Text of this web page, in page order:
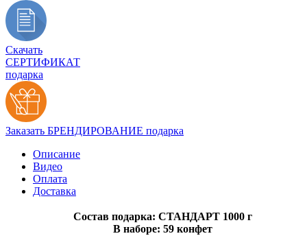
Скачать
СЕРТИФИКАТ
подарка
Заказать БРЕНДИРОВАНИЕ подарка
Описание
Видео
Оплата
Доставка
Состав подарка: СТАНДАРТ 1000 г
В наборе: 59 конфет